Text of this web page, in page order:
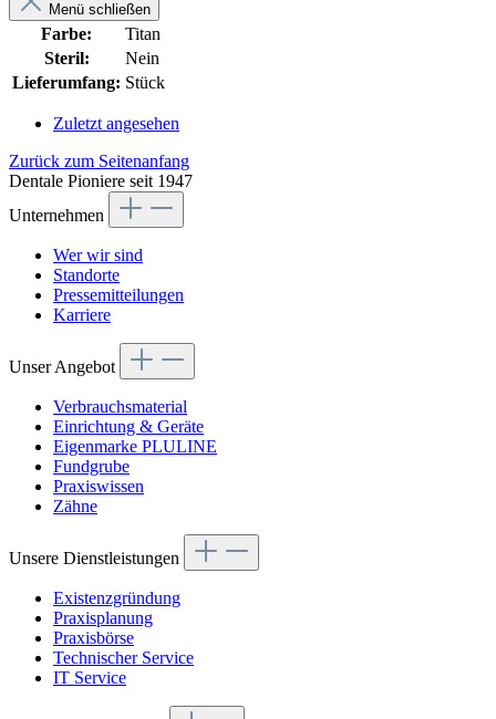
Menü schließen
Farbe:
Titan
Steril:
Nein
Lieferumfang: Stück
Zuletzt angesehen
Zurück zum Seitenanfang
Dentale Pioniere seit 1947
Unternehmen
Wer wir sind
Standorte
Pressemitteilungen
Karriere
Unser Angebot
Verbrauchsmaterial
Einrichtung & Geräte
Eigenmarke PLULINE
Fundgrube
Praxiswissen
Zähne
Unsere Dienstleistungen
Existenzgründung
Praxisplanung
Praxisbörse
Technischer Service
IT Service